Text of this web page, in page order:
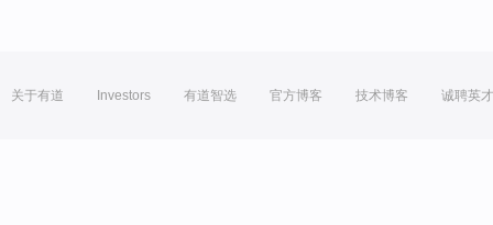
关于有道 Investors 有道智选 官方博客 技术博客 诚聘英才